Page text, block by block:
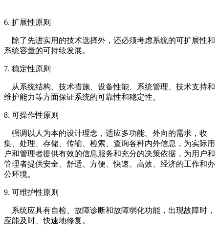
6. 扩展性原则
除了先进实用的技术选择外，还必须考虑系统的可扩展性和
系统容量的可持续发展。
7. 稳定性原则
从系统结构、技术措施、设备性能、系统管理、技术支持和
维护能力等方面保证系统的可靠性和稳定性。
8. 可操作性原则
强调以人为本的设计理念，适应多功能、外向的需求，收
集、处理、存储、传输、检索、查询各种内外信息，为实际用
户和管理者提供有效的信息服务和充分的决策依据，为用户和
管理者提供安全、舒适、方便、快速、高效、经济的工作和办
公环境。
9. 可维护性原则
系统应具有自检、故障诊断和故障弱化功能，出现故障时，
应能及时、快速地修复。